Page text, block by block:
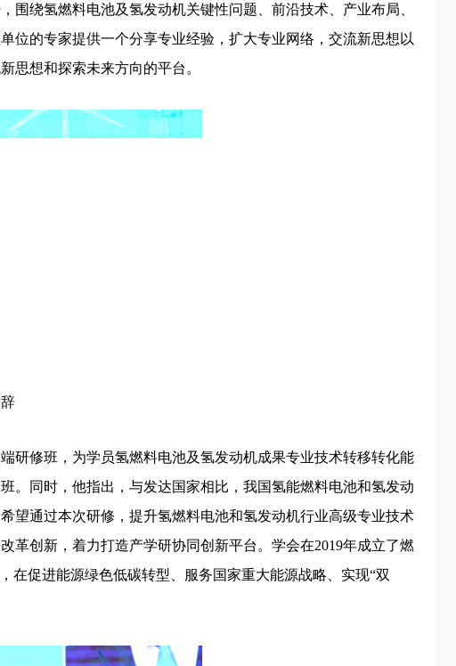
绕氢燃料电池及氢发动机关键性问题、前沿技术、产业布局、
位的专家提供一个分享专业经验，扩大专业网络，交流新思想以
思想和探索未来方向的平台。
研修班，为学员氢燃料电池及氢发动机成果专业技术转移转化能
。同时，他指出，与发达国家相比，我国氢能燃料电池和氢发动
望通过本次研修，提升氢燃料电池和氢发动机行业高级专业技术
革创新，着力打造产学研协同创新平台。学会在2019年成立了燃
在促进能源绿色低碳转型、服务国家重大能源战略、实现“双